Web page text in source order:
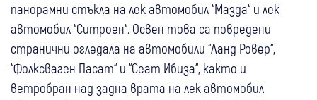
панорамни стъкла на лек автомобил “Мазда“ и лек
автомобил “Ситроен“. Освен това са повредени
странични огледала на автомобили “Ланд Ровер“,
“Фолксваген Пасат“ и “Сеат Ибиза“, както и
ветробран над задна врата на лек автомобил